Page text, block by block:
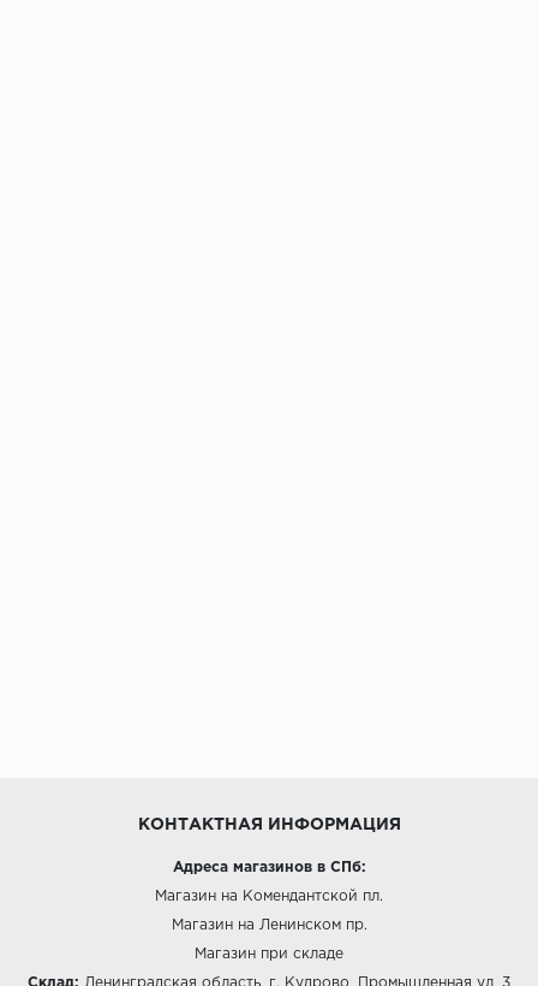
КОНТАКТНАЯ ИНФОРМАЦИЯ
Адреса магазинов в СПб:
Магазин на Комендантской пл.
Магазин на Ленинском пр.
Магазин при складе
Склад: Ленинградская область, г. Кудрово, Промышленная ул, 3